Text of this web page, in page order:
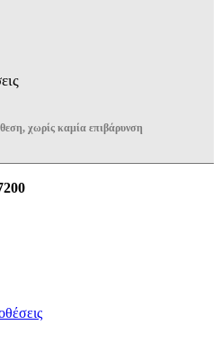
χωρίς καμία επιβάρυνση